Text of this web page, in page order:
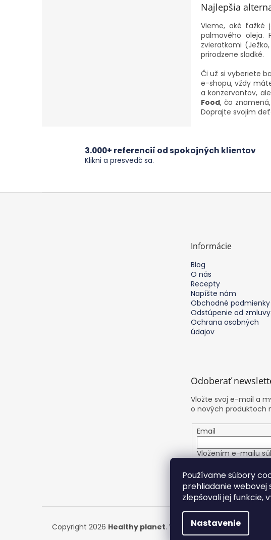
Používame súbory
prehliadanie
zlepšovali jej funkcie,
Nastavenie
Najlepšia
Vieme, aké ťažké
palmového oleja.
zvieratkami
prirodzene sladké.
Či už si vyberiete
e-shopu, vždy
a konzervantov,
Food, čo
Doprajte svojim
3.000+ referencií od spokojných klientov
Klikni a presvedč sa.
Z
Informácie
Blog
O nás
Recepty
Napíšte nám
Obchodné podmienky
Odstúpenie od zmluvy
Ochrana osobných
údajov
Odoberať
Vložte svoj e-mail a
o nových produktoch
Email
Vložením e-mailu
PRIHLÁSIŤ SA
Copyright 2026 Healthy planet. Všetky práva vyhradené.